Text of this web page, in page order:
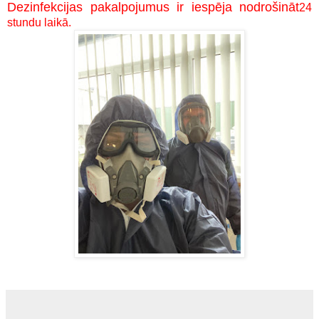
Dezinfekcijas pakalpojumus ir iespēja nodrošināt24
stundu laikā.